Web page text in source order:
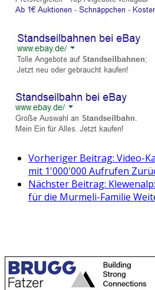
Vorheriger Beitrag: Video-
mit 1'000'000 Aufrufen
Nächster Beitrag:
für die Murmeli-Familie